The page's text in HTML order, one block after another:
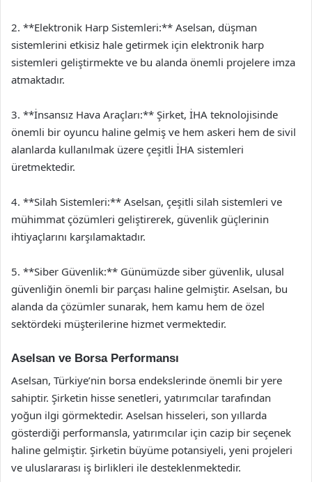
2. **Elektronik Harp Sistemleri:** Aselsan, düşman
sistemlerini etkisiz hale getirmek için elektronik harp
sistemleri geliştirmekte ve bu alanda önemli projelere imza
atmaktadır.
3. **İnsansız Hava Araçları:** Şirket, İHA teknolojisinde
önemli bir oyuncu haline gelmiş ve hem askeri hem de sivil
alanlarda kullanılmak üzere çeşitli İHA sistemleri
üretmektedir.
4. **Silah Sistemleri:** Aselsan, çeşitli silah sistemleri ve
mühimmat çözümleri geliştirerek, güvenlik güçlerinin
ihtiyaçlarını karşılamaktadır.
5. **Siber Güvenlik:** Günümüzde siber güvenlik, ulusal
güvenliğin önemli bir parçası haline gelmiştir. Aselsan, bu
alanda da çözümler sunarak, hem kamu hem de özel
sektördeki müşterilerine hizmet vermektedir.
Aselsan ve Borsa Performansı
Aselsan, Türkiye’nin borsa endekslerinde önemli bir yere
sahiptir. Şirketin hisse senetleri, yatırımcılar tarafından
yoğun ilgi görmektedir. Aselsan hisseleri, son yıllarda
gösterdiği performansla, yatırımcılar için cazip bir seçenek
haline gelmiştir. Şirketin büyüme potansiyeli, yeni projeleri
ve uluslararası iş birlikleri ile desteklenmektedir.